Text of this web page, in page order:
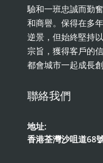
驗和一班忠誠而勤
和商譽。保得在多
逆景，但始終堅持
宗旨，獲得客戶的
都會城市一起成長
聯絡我們
地址:
香港荃灣沙咀道68